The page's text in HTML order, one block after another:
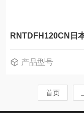
产品型号
首页